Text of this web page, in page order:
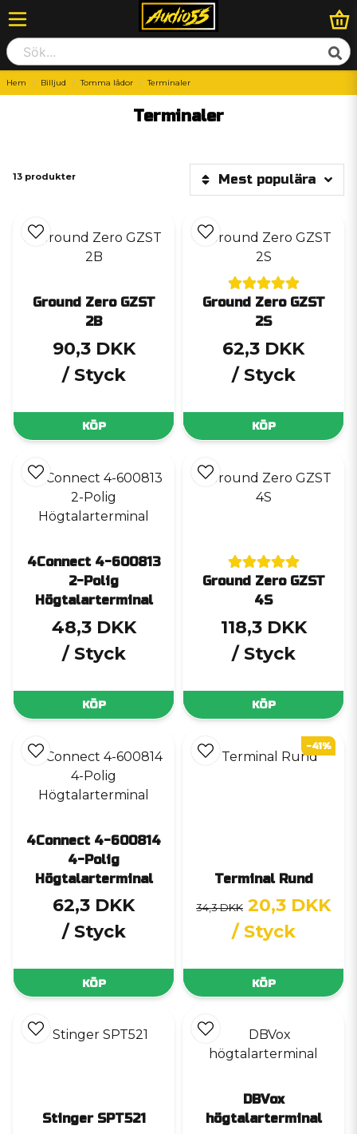
Hem Billjud Tomma lådor Terminaler
Terminaler
13 produkter Mest populära
Ground Zero GZST
2B
90,3 DKK
/ Styck
KÖP
Ground Zero GZST
2S
62,3 DKK
/ Styck
KÖP
4Connect 4-600813
2-Polig
Högtalarterminal
48,3 DKK
/ Styck
KÖP
Ground Zero GZST
4S
118,3 DKK
/ Styck
KÖP
4Connect 4-600814
4-Polig
Högtalarterminal
62,3 DKK
/ Styck
KÖP
Terminal Rund
34,3 DKK 20,3 DKK
/ Styck
KÖP
-41%
Stinger SPT521
DBVox
högtalarterminal